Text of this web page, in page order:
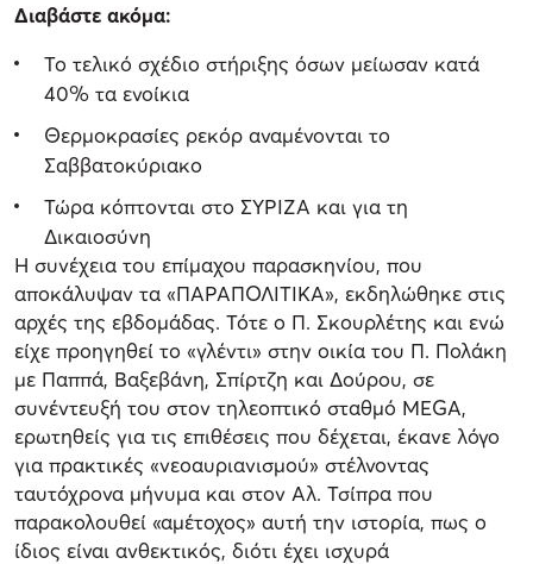
Διαβάστε ακόμα:
Το τελικό σχέδιο στήριξης όσων μείωσαν κατά
40% τα ενοίκια
Θερμοκρασίες ρεκόρ αναμένονται το
Σαββατοκύριακο
Τώρα κόπτονται στο ΣΥΡΙΖΑ και για τη
Δικαιοσύνη
Η συνέχεια του επίμαχου παρασκηνίου, που
αποκάλυψαν τα «ΠΑΡΑΠΟΛΙΤΙΚΑ», εκδηλώθηκε στις
αρχές της εβδομάδας. Τότε ο Π. Σκουρλέτης και ενώ
είχε προηγηθεί το «γλέντι» στην οικία του Π. Πολάκη
με Παππά, Βαξεβάνη, Σπίρτζη και Δούρου, σε
συνέντευξή του στον τηλεοπτικό σταθμό MEGA,
ερωτηθείς για τις επιθέσεις που δέχεται, έκανε λόγο
για πρακτικές «νεοαυριανισμού» στέλνοντας
ταυτόχρονα μήνυμα και στον Αλ. Τσίπρα που
παρακολουθεί «αμέτοχος» αυτή την ιστορία, πως ο
ίδιος είναι ανθεκτικός, διότι έχει ισχυρά